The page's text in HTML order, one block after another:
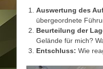
Auswertung des
übergeordnete
Beurteilung der
Gelände für mich?
Entschluss: Wie